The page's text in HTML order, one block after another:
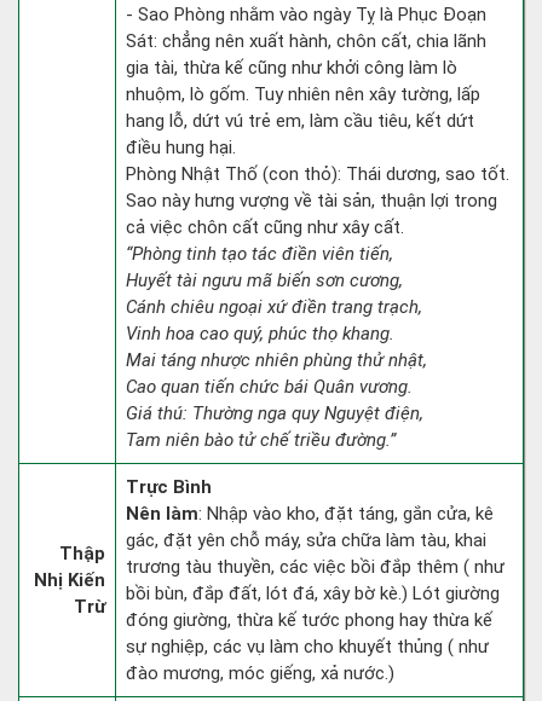
- Sao Phòng nhằm vào ngày Tỵ là Phục Đoạn
Sát: chẳng nên xuất hành, chôn cất, chia lãnh
gia tài, thừa kế cũng như khởi công làm lò
nhuộm, lò gốm. Tuy nhiên nên xây tường, lấp
hang lỗ, dứt vú trẻ em, làm cầu tiêu, kết dứt
điều hung hại.
Phòng Nhật Thố (con thỏ): Thái dương, sao tốt.
Sao này hưng vượng về tài sản, thuận lợi trong
cả việc chôn cất cũng như xây cất.
“Phòng tinh tạo tác điền viên tiến,
Huyết tài ngưu mã biến sơn cương,
Cánh chiêu ngoại xứ điền trang trạch,
Vinh hoa cao quý, phúc thọ khang.
Mai táng nhược nhiên phùng thử nhật,
Cao quan tiến chức bái Quân vương.
Giá thú: Thường nga quy Nguyệt điện,
Tam niên bào tử chế triều đường.”
Thập
Nhị Kiến
Trừ
Trực Bình
Nên làm: Nhập vào kho, đặt táng, gắn cửa, kê
gác, đặt yên chỗ máy, sửa chữa làm tàu, khai
trương tàu thuyền, các việc bồi đắp thêm ( như
bồi bùn, đắp đất, lót đá, xây bờ kè.) Lót giường
đóng giường, thừa kế tước phong hay thừa kế
sự nghiệp, các vụ làm cho khuyết thủng ( như
đào mương, móc giếng, xả nước.)